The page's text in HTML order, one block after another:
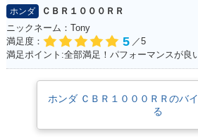
ホンダ
ＣＢＲ１０００ＲＲ
ニックネーム：Tony
満足度：
5 ／5
満足ポイント:全部満足！パフォーマンスが良
ホンダ ＣＢＲ１０００ＲＲのバ
る